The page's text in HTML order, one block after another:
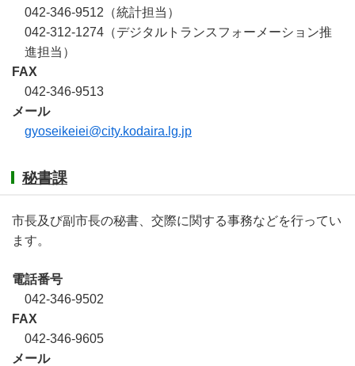
042-346-9512（統計担当）
042-312-1274（デジタルトランスフォーメーション推
進担当）
FAX
042-346-9513
メール
gyoseikeiei@city.kodaira.lg.jp
秘書課
市長及び副市長の秘書、交際に関する事務などを行ってい
ます。
電話番号
042-346-9502
FAX
042-346-9605
メール